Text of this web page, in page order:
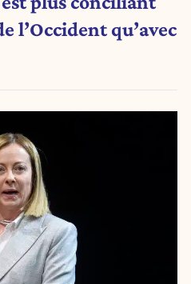
l’Occident qu’avec